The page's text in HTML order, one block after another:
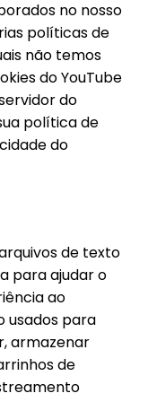
no nosso
políticas de
não temos
do YouTube
do
política de
do
de texto
para ajudar o
ao
usados para
armazenar
de